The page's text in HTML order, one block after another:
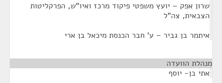
שרון אפק – יועץ משפטי פיקוד מרכז ואיו"ש, הפרקליטות
הצבאית, צה"ל
איתמר בן גביר – ע' חבר הכנסת מיכאל בן ארי
מנהלת הוועדה
אתי בן- יוסף